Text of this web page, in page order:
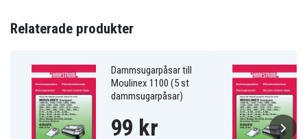
Märke Haneström
Passar varumärke
Relaterade produkter
Dammsugarpåsar till
Moulinex 1100 (5 st
dammsugarpåsar)
99 kr